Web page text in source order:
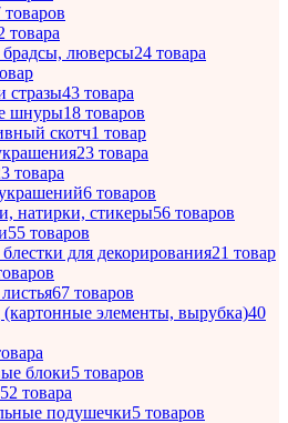
товаров
товара
люверсы24 товара
стразы43 товара
шнуры18 товаров
скотч1 товар
23 товара
товара
6 товаров
натирки, стикеры56 товаров
55 товаров
для декорирования21 товар
67 товаров
элементы, вырубка)40
блоки5 товаров
52 товара
подушечки5 товаров